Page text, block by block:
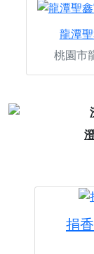
龍潭
桃園市
捐